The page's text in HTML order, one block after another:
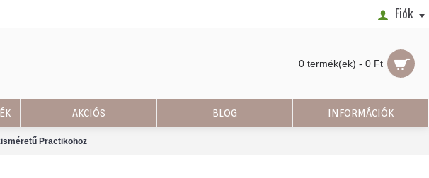
Fiók
0 termék(ek) - 0 Ft
AKCIÓS BLOG INFORMÁCIÓK
Practikohoz